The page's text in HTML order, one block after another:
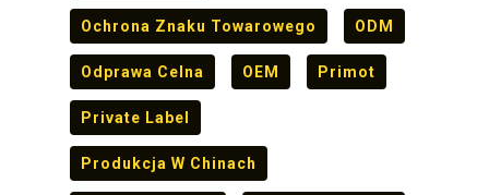
Ochrona Znaku Towarowego ODM
Odprawa Celna OEM Primot
Private Label
Produkcja W Chinach